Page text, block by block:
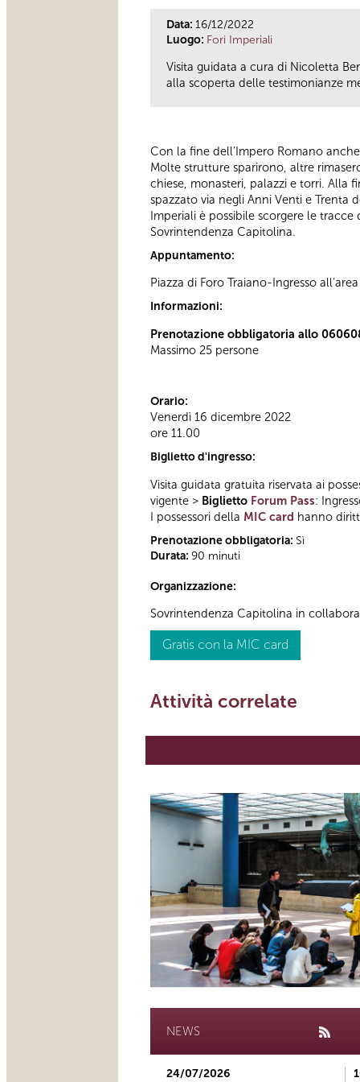
Data: 16/12/2022
Luogo: Fori Imperiali
Visita guidata a cura di Nicoletta
alla scoperta delle testimonianze
Con la fine dell’Impero Romano
Molte strutture sparirono, altre
chiese, monasteri, palazzi e torri. Alla
spazzato via negli Anni Venti e Trenta
Imperiali è possibile scorgere le
Sovrintendenza Capitolina.
Appuntamento:
Piazza di Foro Traiano-Ingresso
Informazioni:
Prenotazione obbligatoria allo
Massimo 25 persone
Orario:
Venerdì 16 dicembre 2022
ore 11.00
Biglietto d'ingresso:
Visita guidata gratuita riservata ai
vigente > Biglietto Forum Pass:
I possessori della MIC card hanno
Prenotazione obbligatoria: Sì
Durata: 90 minuti
Organizzazione:
Sovrintendenza Capitolina in
Gratis con la MIC card
Attività correlate
NEWS
24/07/2026